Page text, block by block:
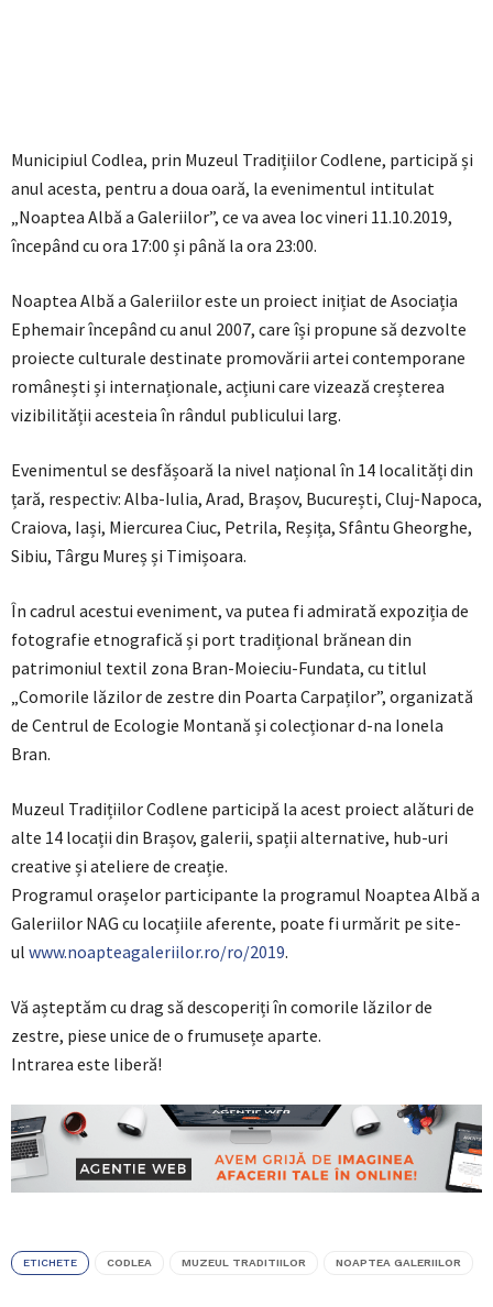
Municipiul Codlea, prin Muzeul Tradițiilor Codlene, participă și
anul acesta, pentru a doua oară, la evenimentul intitulat
„Noaptea Albă a Galeriilor”, ce va avea loc vineri 11.10.2019,
începând cu ora 17:00 și până la ora 23:00.
Noaptea Albă a Galeriilor este un proiect inițiat de Asociația
Ephemair începând cu anul 2007, care își propune să dezvolte
proiecte culturale destinate promovării artei contemporane
românești și internaționale, acțiuni care vizează creșterea
vizibilității acesteia în rândul publicului larg.
Evenimentul se desfășoară la nivel național în 14 localități din
țară, respectiv: Alba-Iulia, Arad, Brașov, București, Cluj-Napoca,
Craiova, Iași, Miercurea Ciuc, Petrila, Reșița, Sfântu Gheorghe,
Sibiu, Târgu Mureș și Timișoara.
În cadrul acestui eveniment, va putea fi admirată expoziția de
fotografie etnografică și port tradițional brănean din
patrimoniul textil zona Bran-Moieciu-Fundata, cu titlul
„Comorile lăzilor de zestre din Poarta Carpaților”, organizată
de Centrul de Ecologie Montană și colecționar d-na Ionela
Bran.
Muzeul Tradițiilor Codlene participă la acest proiect alături de
alte 14 locații din Brașov, galerii, spații alternative, hub-uri
creative și ateliere de creație.
Programul orașelor participante la programul Noaptea Albă a
Galeriilor NAG cu locațiile aferente, poate fi urmărit pe site-
ul www.noapteagaleriilor.ro/ro/2019.
Vă așteptăm cu drag să descoperiți în comorile lăzilor de
zestre, piese unice de o frumusețe aparte.
Intrarea este liberă!
ETICHETE CODLEA MUZEUL TRADITIILOR NOAPTEA GALERIILOR